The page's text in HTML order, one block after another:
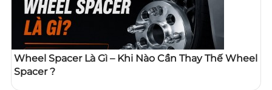
Wheel Spacer Là Gì – Khi Nào Cần Thay Thế Wheel
Spacer ?